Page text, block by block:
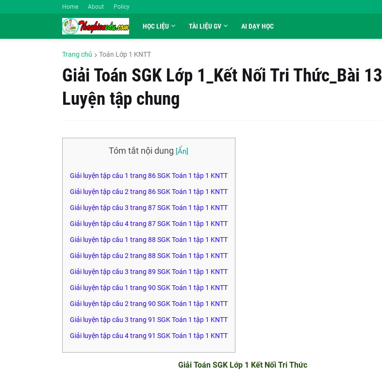
Home About Policy
HỌC LIỆU TÀI LIỆU GV AI DẠY HỌC
Trang chủ Toán Lớp 1 KNTT
Giải Toán SGK Lớp 1_Kết Nối Tri Thức_Bài 13
Luyện tập chung
Tóm tắt nội dung
Giải luyện tập câu 1 trang 86 SGK Toán 1 tập 1 KNTT
Giải luyện tập câu 2 trang 86 SGK Toán 1 tập 1 KNTT
Giải luyện tập câu 3 trang 87 SGK Toán 1 tập 1 KNTT
Giải luyện tập câu 4 trang 87 SGK Toán 1 tập 1 KNTT
Giải luyện tập câu 1 trang 88 SGK Toán 1 tập 1 KNTT
Giải luyện tập câu 2 trang 88 SGK Toán 1 tập 1 KNTT
Giải luyện tập câu 3 trang 89 SGK Toán 1 tập 1 KNTT
Giải luyện tập câu 1 trang 90 SGK Toán 1 tập 1 KNTT
Giải luyện tập câu 2 trang 90 SGK Toán 1 tập 1 KNTT
Giải luyện tập câu 3 trang 91 SGK Toán 1 tập 1 KNTT
Giải luyện tập câu 4 trang 91 SGK Toán 1 tập 1 KNTT
Giải Toán SGK Lớp 1 Kết Nối Tri Thức